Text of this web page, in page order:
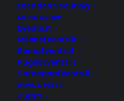
Location Scouting
MEDIA GROUP
Events.it
MilanoEvents.it
RomaEvents.it
PugliaEvents.it
SardegnaEvents.it
NEWS & PRESS
CLIENTI